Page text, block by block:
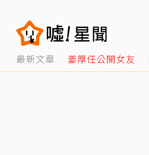
最新文章 姜厚任公開女友